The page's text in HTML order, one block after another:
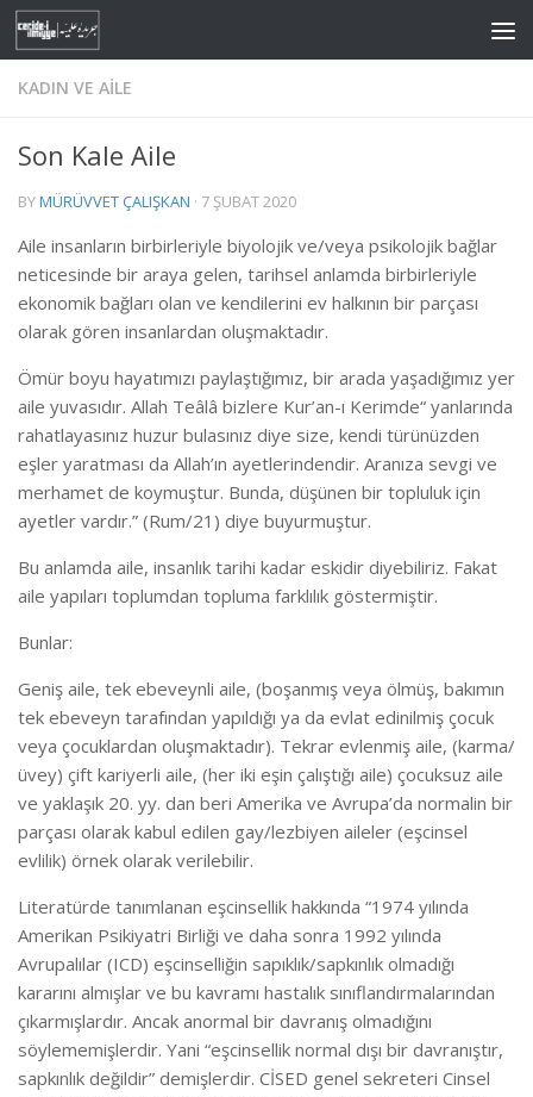
Skip to content
KADIN VE AILE
Son Kale Aile
BYMÜRÜVVET ÇALIŞKAN · 7 ŞUBAT 2020
Aile insanların birbirleriyle biyolojik ve/veya psikolojik bağlar
neticesinde bir araya gelen, tarihsel anlamda birbirleriyle
ekonomik bağları olan ve kendilerini ev halkının bir parçası
olarak gören insanlardan oluşmaktadır.
Ömür boyu hayatımızı paylaştığımız, bir arada yaşadığımız yer
aile yuvasıdır. Allah Teâlâ bizlere Kur’an-ı Kerimde“ yanlarında
rahatlayasınız huzur bulasınız diye size, kendi türünüzden
eşler yaratması da Allah’ın ayetlerindendir. Aranıza sevgi ve
merhamet de koymuştur. Bunda, düşünen bir topluluk için
ayetler vardır.” (Rum/21) diye buyurmuştur.
Bu anlamda aile, insanlık tarihi kadar eskidir diyebiliriz. Fakat
aile yapıları toplumdan topluma farklılık göstermiştir.
Bunlar:
Geniş aile, tek ebeveynli aile, (boşanmış veya ölmüş, bakımın
tek ebeveyn tarafından yapıldığı ya da evlat edinilmiş çocuk
veya çocuklardan oluşmaktadır). Tekrar evlenmiş aile, (karma/
üvey) çift kariyerli aile, (her iki eşin çalıştığı aile) çocuksuz aile
ve yaklaşık 20. yy. dan beri Amerika ve Avrupa’da normalin bir
parçası olarak kabul edilen gay/lezbiyen aileler (eşcinsel
evlilik) örnek olarak verilebilir.
Literatürde tanımlanan eşcinsellik hakkında “1974 yılında
Amerikan Psikiyatri Birliği ve daha sonra 1992 yılında
Avrupalılar (ICD) eşcinselliğin sapıklık/sapkınlık olmadığı
kararını almışlar ve bu kavramı hastalık sınıflandırmalarından
çıkarmışlardır. Ancak anormal bir davranış olmadığını
söylememişlerdir. Yani “eşcinsellik normal dışı bir davranıştır,
sapkınlık değildir” demişlerdir. CİSED genel sekreteri Cinsel